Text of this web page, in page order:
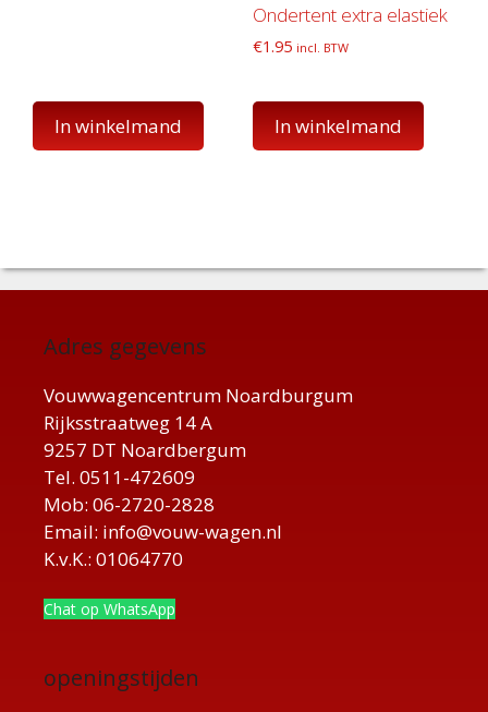
In winkelmand
Ondertent extra elastiek
€1.95 incl. BTW
In winkelmand
Adres gegevens
Vouwwagencentrum Noardburgum
Rijksstraatweg 14 A
9257 DT Noardbergum
Tel. 0511-472609
Mob: 06-2720-2828
Email: info@vouw-wagen.nl
K.v.K.: 01064770
Chat op WhatsApp
openingstijden